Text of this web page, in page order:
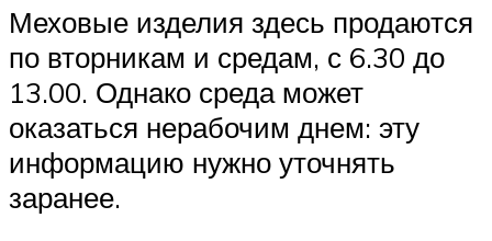
Меховые изделия здесь продаются
по вторникам и средам, с 6.30 до
13.00. Однако среда может
оказаться нерабочим днем: эту
информацию нужно уточнять
заранее.